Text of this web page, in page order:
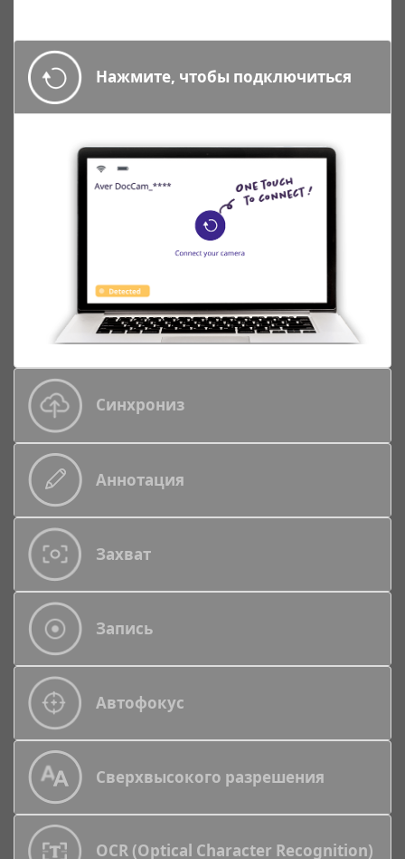
Нажмите, чтобы подключиться
Синхрониз
Аннотация
Захват
Запись
Автофокус
Cверхвысокого разрешения
OCR (Optical Character Recognition)